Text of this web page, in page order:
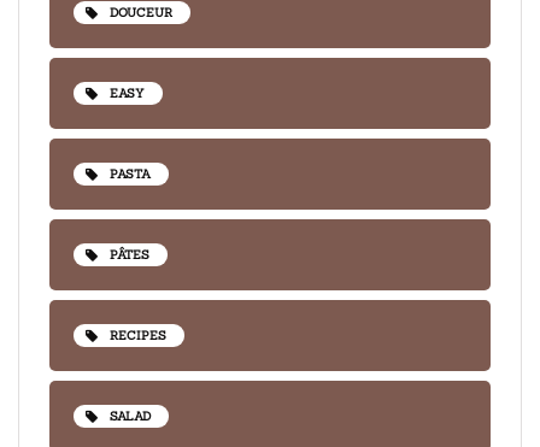
DOUCEUR
EASY
PASTA
PÂTES
RECIPES
SALAD